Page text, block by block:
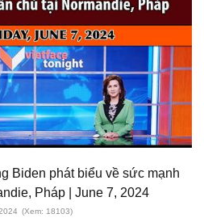
Biden phát biểu về sức mạnh
Pháp | June 7, 2024
(Xem: 18103)